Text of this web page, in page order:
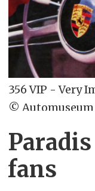
356 VIP - Very
© Automuseum
fans